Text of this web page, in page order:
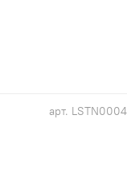
арт. LSTN0004